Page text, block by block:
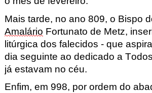
Mais tarde, no ano 809, o Bispo
Amalário Fortunato de Metz,
litúrgica dos falecidos - que
dia seguinte ao dedicado a
já estavam no céu.
Enfim, em 998, por ordem do